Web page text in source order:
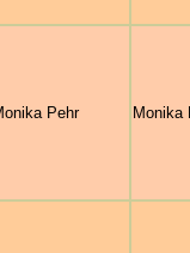
Pehr Monika